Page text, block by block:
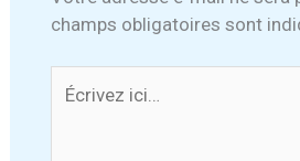
champs obligatoires sont
ici…